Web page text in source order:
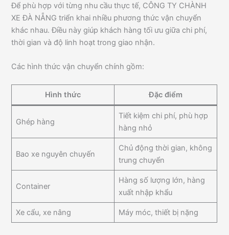
Để phù hợp với từng nhu cầu thực tế, CÔNG TY CHÀNH
XE ĐÀ NẴNG triển khai nhiều phương thức vận chuyển
khác nhau. Điều này giúp khách hàng tối ưu giữa chi phí,
thời gian và độ linh hoạt trong giao nhận.
Các hình thức vận chuyển chính gồm:
Hình thức Đặc điểm
Ghép hàng
Tiết kiệm chi phí, phù hợp
hàng nhỏ
Bao xe nguyên chuyến
Chủ động thời gian, không
trung chuyển
Container
Hàng số lượng lớn, hàng
xuất nhập khẩu
Xe cẩu, xe nâng Máy móc, thiết bị nặng